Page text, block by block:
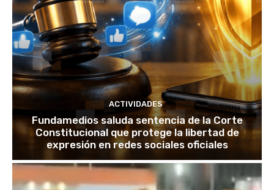
ACTIVIDADES
Fundamedios saluda sentencia de la Corte
Constitucional que protege la libertad de
expresión en redes sociales oficiales